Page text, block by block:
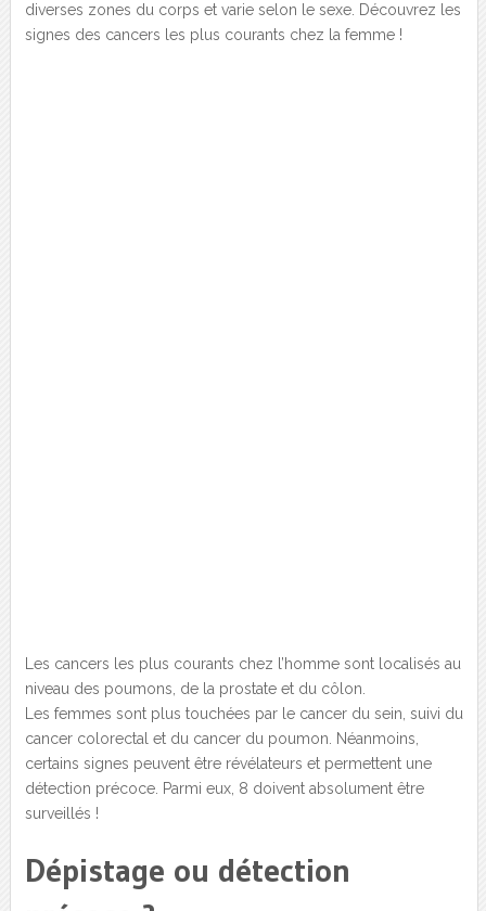
diverses zones du corps et varie selon le sexe. Découvrez les
signes des cancers les plus courants chez la femme !
Les cancers les plus courants chez l’homme sont localisés au
niveau des poumons, de la prostate et du côlon.
Les femmes sont plus touchées par le cancer du sein, suivi du
cancer colorectal et du cancer du poumon. Néanmoins,
certains signes peuvent être révélateurs et permettent une
détection précoce. Parmi eux, 8 doivent absolument être
surveillés !
Dépistage ou détection